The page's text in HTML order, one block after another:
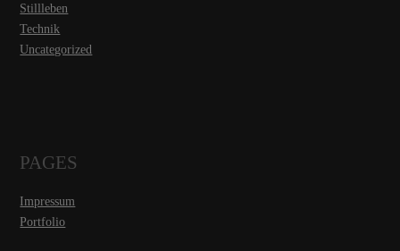
Stillleben
Technik
Uncategorized
PAGES
Impressum
Portfolio